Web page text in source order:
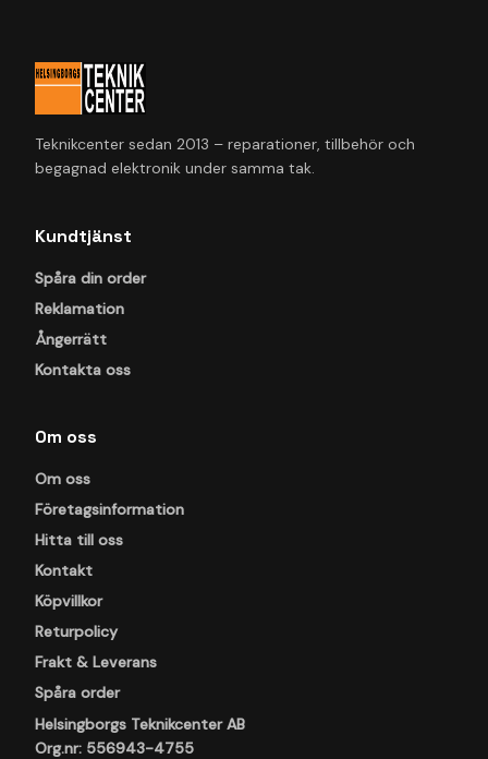
Teknikcenter sedan 2013 – reparationer, tillbehör och
begagnad elektronik under samma tak.
Kundtjänst
Spåra din order
Reklamation
Ångerrätt
Kontakta oss
Om oss
Om oss
Företagsinformation
Hitta till oss
Kontakt
Köpvillkor
Returpolicy
Frakt & Leverans
Spåra order
Helsingborgs Teknikcenter AB
Org.nr: 556943-4755